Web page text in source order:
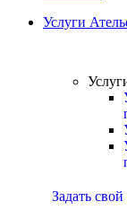
Услуги
Задать